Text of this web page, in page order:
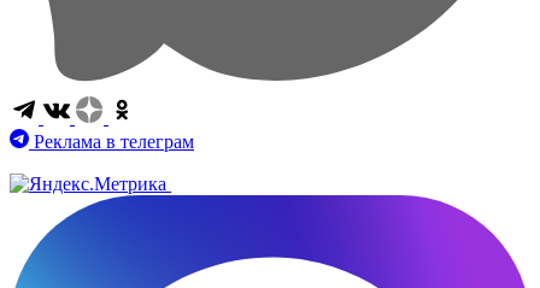
Реклама в телеграм